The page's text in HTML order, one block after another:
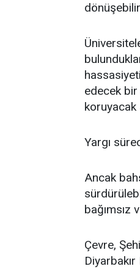
edecek bir
koruyacak
Yargı
Ancak
bağımsız
Çevre,